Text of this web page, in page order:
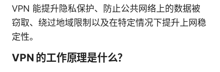
VPN 能提升隐私保护、防止公共网络上的数据被
窃取、绕过地域限制以及在特定情况下提升上网稳
定性。
VPN 的工作原理是什么？